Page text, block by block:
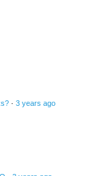
· 3 years ago